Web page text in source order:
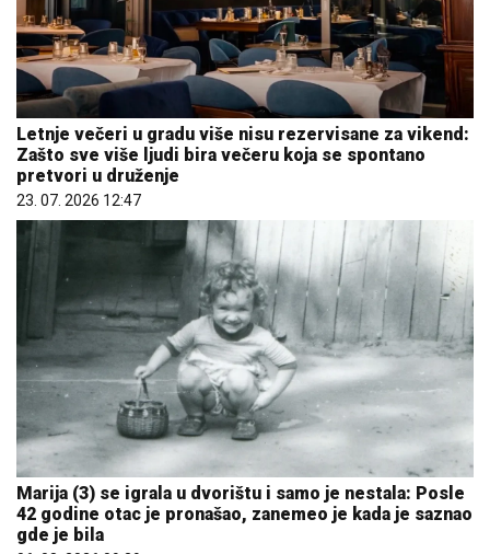
Letnje večeri u gradu više nisu rezervisane za vikend:
Zašto sve više ljudi bira večeru koja se spontano
pretvori u druženje
23. 07. 2026 12:47
Marija (3) se igrala u dvorištu i samo je nestala: Posle
42 godine otac je pronašao, zanemeo je kada je saznao
gde je bila